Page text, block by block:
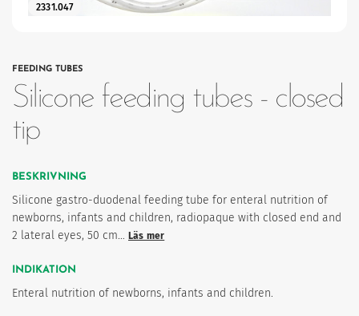
2331.047
FEEDING TUBES
Silicone feeding tubes - closed
tip
BESKRIVNING
Silicone gastro-duodenal feeding tube for enteral nutrition of
newborns, infants and children, radiopaque with closed end and
2 lateral eyes, 50 cm… Läs mer
INDIKATION
Enteral nutrition of newborns, infants and children.